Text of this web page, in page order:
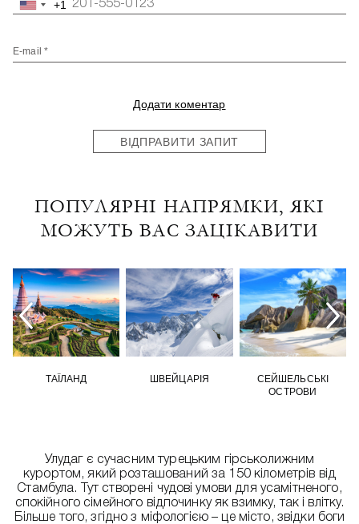
United+1
E-mail *
Додати коментар
ВІДПРАВИТИ ЗАПИТ
ПОПУЛЯРНІ НАПРЯМКИ, ЯКІ
МОЖУТЬ ВАС ЗАЦІКАВИТИ
ТАЇЛАНД ШВЕЙЦАРІЯ
СЕЙШЕЛЬСЬКІ
ОСТРОВИ
Улудаг є сучасним турецьким гірськолижним
курортом, який розташований за 150 кілометрів від
Стамбула. Тут створені чудові умови для усамітненого,
спокійного сімейного відпочинку як взимку, так і влітку.
Більше того, згідно з міфологією – це місто, звідки боги